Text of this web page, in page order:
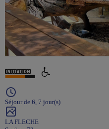
Séjour de 6, 7 jour(s)
LA FLECHE